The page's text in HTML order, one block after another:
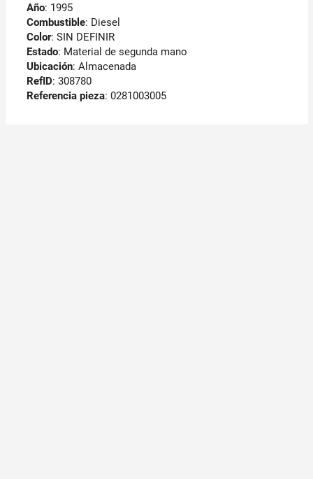
Año: 1995
Combustible: Diesel
Color: SIN DEFINIR
Estado: Material de segunda mano
Ubicación: Almacenada
RefID: 308780
Referencia pieza: 0281003005